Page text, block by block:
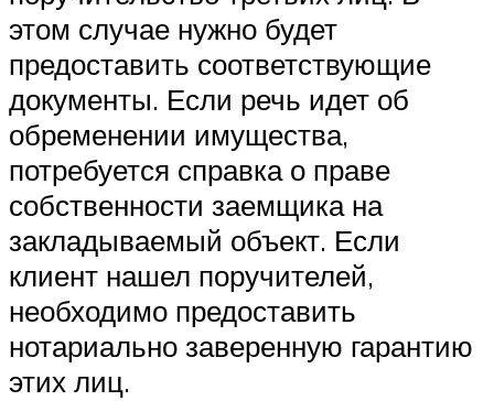
этом случае нужно будет
предоставить соответствующие
документы. Если речь идет об
обременении имущества,
потребуется справка о праве
собственности заемщика на
закладываемый объект. Если
клиент нашел поручителей,
необходимо предоставить
нотариально заверенную гарантию
этих лиц.